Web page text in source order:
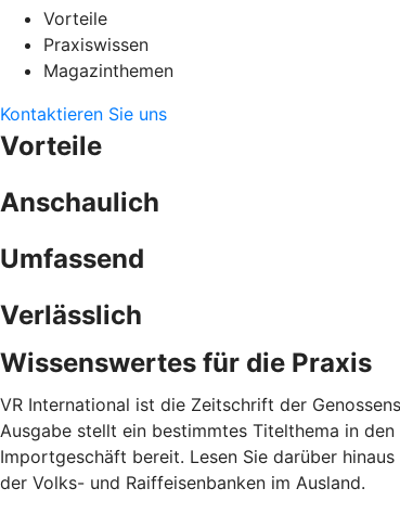
Vorteile
Praxiswissen
Magazinthemen
Kontaktieren Sie uns
Vorteile
Anschaulich
Umfassend
Verlässlich
Wissenswertes für die Praxis
VR International ist die Zeitschrift der
Ausgabe stellt ein bestimmtes Titelthema in
Importgeschäft bereit. Lesen Sie darüber
der Volks- und Raiffeisenbanken im Ausland.